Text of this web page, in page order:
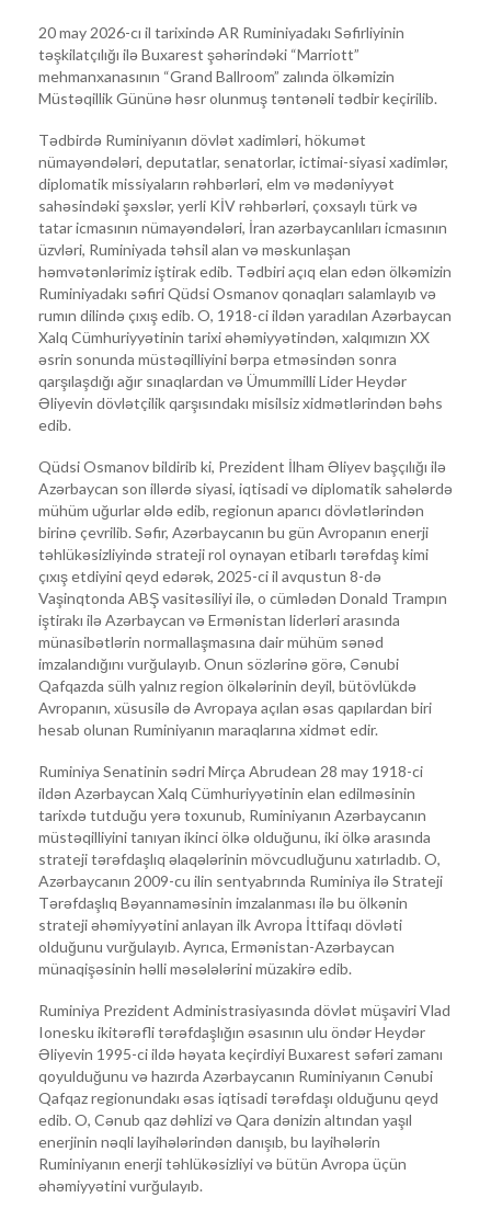
20 may 2026-cı il tarixində AR Ruminiyadakı Səfirliyinin
təşkilatçılığı ilə Buxarest şəhərindəki “Marriott”
mehmanxanasının “Grand Ballroom” zalında ölkəmizin
Müstəqillik Gününə həsr olunmuş təntənəli tədbir keçirilib.
Tədbirdə Ruminiyanın dövlət xadimləri, hökumət
nümayəndələri, deputatlar, senatorlar, ictimai-siyasi xadimlər,
diplomatik missiyaların rəhbərləri, elm və mədəniyyət
sahəsindəki şəxslər, yerli KİV rəhbərləri, çoxsaylı türk və
tatar icmasının nümayəndələri, İran azərbaycanlıları icmasının
üzvləri, Ruminiyada təhsil alan və məskunlaşan
həmvətənlərimiz iştirak edib. Tədbiri açıq elan edən ölkəmizin
Ruminiyadakı səfiri Qüdsi Osmanov qonaqları salamlayıb və
rumın dilində çıxış edib. O, 1918-ci ildən yaradılan Azərbaycan
Xalq Cümhuriyyətinin tarixi əhəmiyyətindən, xalqımızın XX
əsrin sonunda müstəqilliyini bərpa etməsindən sonra
qarşılaşdığı ağır sınaqlardan və Ümummilli Lider Heydər
Əliyevin dövlətçilik qarşısındakı misilsiz xidmətlərindən bəhs
edib.
Qüdsi Osmanov bildirib ki, Prezident İlham Əliyev başçılığı ilə
Azərbaycan son illərdə siyasi, iqtisadi və diplomatik sahələrdə
mühüm uğurlar əldə edib, regionun aparıcı dövlətlərindən
birinə çevrilib. Səfir, Azərbaycanın bu gün Avropanın enerji
təhlükəsizliyində strateji rol oynayan etibarlı tərəfdaş kimi
çıxış etdiyini qeyd edərək, 2025-ci il avqustun 8-də
Vaşinqtonda ABŞ vasitəsiliyi ilə, o cümlədən Donald Trampın
iştirakı ilə Azərbaycan və Ermənistan liderləri arasında
münasibətlərin normallaşmasına dair mühüm sənəd
imzalandığını vurğulayıb. Onun sözlərinə görə, Cənubi
Qafqazda sülh yalnız region ölkələrinin deyil, bütövlükdə
Avropanın, xüsusilə də Avropaya açılan əsas qapılardan biri
hesab olunan Ruminiyanın maraqlarına xidmət edir.
Ruminiya Senatinin sədri Mirça Abrudean 28 may 1918-ci
ildən Azərbaycan Xalq Cümhuriyyətinin elan edilməsinin
tarixdə tutduğu yerə toxunub, Ruminiyanın Azərbaycanın
müstəqilliyini tanıyan ikinci ölkə olduğunu, iki ölkə arasında
strateji tərəfdaşlıq əlaqələrinin mövcudluğunu xatırladıb. O,
Azərbaycanın 2009-cu ilin sentyabrında Ruminiya ilə Strateji
Tərəfdaşlıq Bəyannaməsinin imzalanması ilə bu ölkənin
strateji əhəmiyyətini anlayan ilk Avropa İttifaqı dövləti
olduğunu vurğulayıb. Ayrıca, Ermənistan-Azərbaycan
münaqişəsinin həlli məsələlərini müzakirə edib.
Ruminiya Prezident Administrasiyasında dövlət müşaviri Vlad
Ionesku ikitərəfli tərəfdaşlığın əsasının ulu öndər Heydər
Əliyevin 1995-ci ildə həyata keçirdiyi Buxarest səfəri zamanı
qoyulduğunu və hazırda Azərbaycanın Ruminiyanın Cənubi
Qafqaz regionundakı əsas iqtisadi tərəfdaşı olduğunu qeyd
edib. O, Cənub qaz dəhlizi və Qara dənizin altından yaşıl
enerjinin nəqli layihələrindən danışıb, bu layihələrin
Ruminiyanın enerji təhlükəsizliyi və bütün Avropa üçün
əhəmiyyətini vurğulayıb.